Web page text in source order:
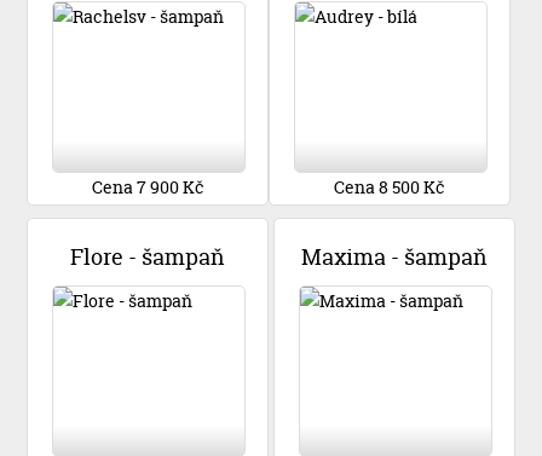
Cena 7 900 Kč Cena 8 500 Kč
Flore - šampaň Maxima - šampaň